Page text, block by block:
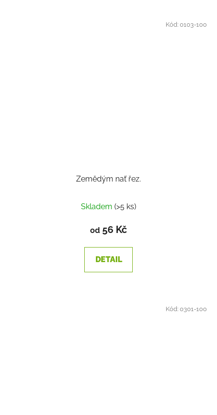
Zemědým nať řez.
Skladem (>5 ks)
od 56 Kč
DETAIL
Kód:0103-100
Kód:0301-100